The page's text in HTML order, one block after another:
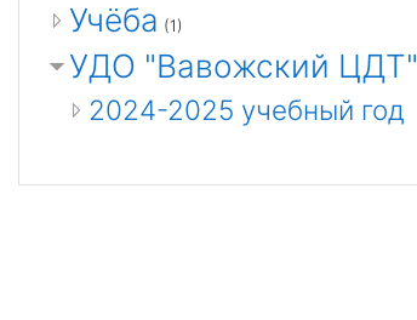
Учёба (1)
УДО "Вавожский ЦДТ"
2024-2025 учебный год